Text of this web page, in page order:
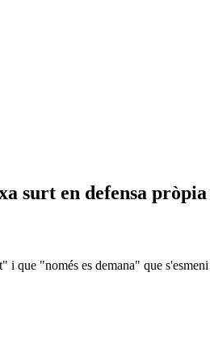
surt en defensa
que "només es demana" que